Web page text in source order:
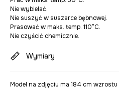
Nie wybielać.
Nie suszyć w suszarce bębnowej.
Prasować w maks. temp. 110°C.
Nie czyścić chemicznie.
Wymiary
Model na zdjęciu ma 184 cm wzrostu